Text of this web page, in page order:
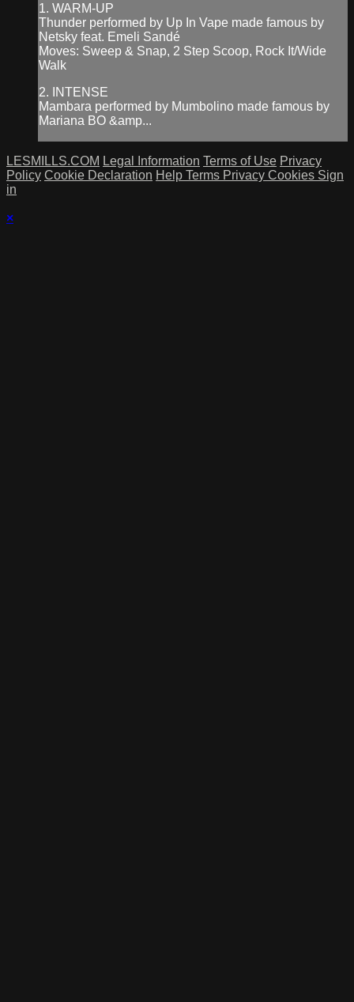
1. WARM-UP
Thunder performed by Up In Vape made famous by
Netsky feat. Emeli Sandé
Moves: Sweep & Snap, 2 Step Scoop, Rock It/Wide
Walk
2. INTENSE
Mambara performed by Mumbolino made famous by
Mariana BO &amp...
LESMILLS.COM Legal Information Terms of Use Privacy
Policy Cookie Declaration Help Terms Privacy Cookies Sign
in
×